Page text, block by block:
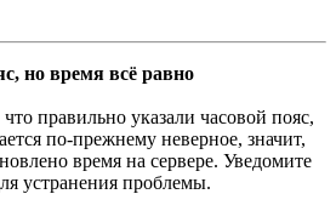
но время всё равно
правильно указали часовой пояс,
по-прежнему неверное, значит,
время на сервере. Уведомите
устранения проблемы.